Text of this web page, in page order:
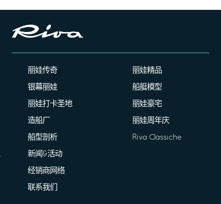
丽娃传奇
银幕丽娃
丽娃打卡圣地
造船厂
船型剖析
新闻&活动
经销商网络
联系我们
丽娃精品
船艇模型
丽娃豪宅
丽娃周年庆
Riva Classiche